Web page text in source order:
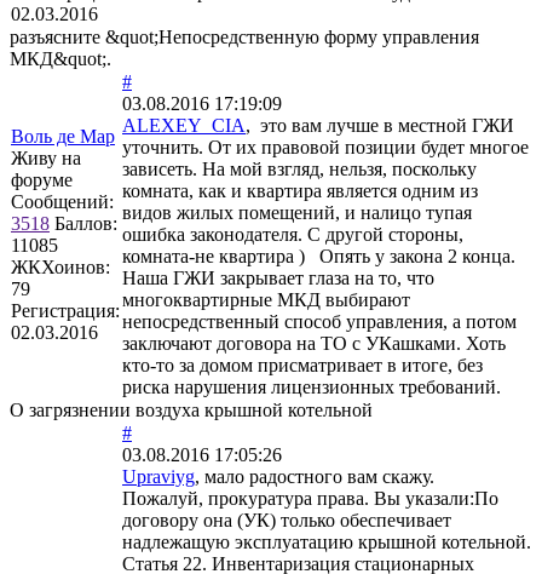
02.03.2016
разъясните &quot;Непосредственную форму управления
МКД&quot;.
Воль де Мар
Живу на
форуме
Сообщений:
3518 Баллов:
11085
ЖКХоинов:
79
Регистрация:
02.03.2016
#
03.08.2016 17:19:09
ALEXEY_CIA, это вам лучше в местной ГЖИ
уточнить. От их правовой позиции будет многое
зависеть. На мой взгляд, нельзя, поскольку
комната, как и квартира является одним из
видов жилых помещений, и налицо тупая
ошибка законодателя. С другой стороны,
комната-не квартира ) Опять у закона 2 конца.
Наша ГЖИ закрывает глаза на то, что
многоквартирные МКД выбирают
непосредственный способ управления, а потом
заключают договора на ТО с УКашками. Хоть
кто-то за домом присматривает в итоге, без
риска нарушения лицензионных требований.
О загрязнении воздуха крышной котельной
#
03.08.2016 17:05:26
Upraviyg, мало радостного вам скажу.
Пожалуй, прокуратура права. Вы указали:По
договору она (УК) только обеспечивает
надлежащую эксплуатацию крышной котельной.
Статья 22. Инвентаризация стационарных